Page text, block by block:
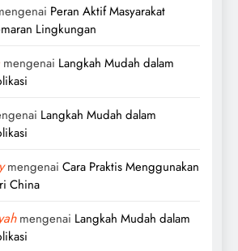
Peran Aktif Masyarakat
Lingkungan
mengenai Langkah Mudah dalam
Langkah Mudah dalam
mengenai Cara Praktis Menggunakan
China
mengenai Langkah Mudah dalam